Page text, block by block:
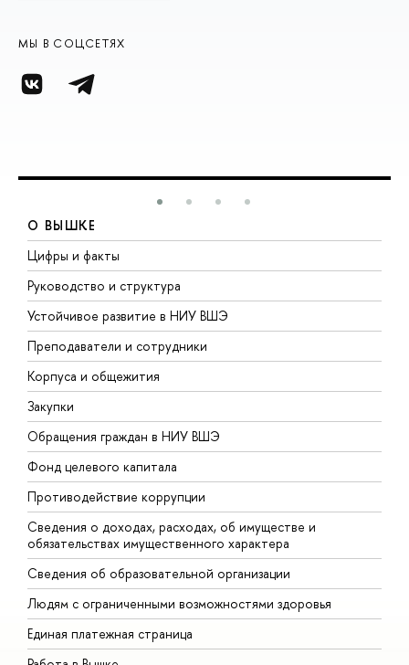
МЫ В СОЦСЕТЯХ
О ВЫШКЕ
Цифры и факты
Руководство и структура
Устойчивое развитие в НИУ ВШЭ
Преподаватели и сотрудники
Корпуса и общежития
Закупки
Обращения граждан в НИУ ВШЭ
Фонд целевого капитала
Противодействие коррупции
Сведения о доходах, расходах, об имуществе и
обязательствах имущественного характера
Сведения об образовательной организации
Людям с ограниченными возможностями здоровья
Единая платежная страница